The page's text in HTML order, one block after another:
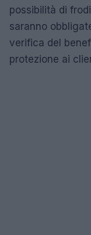
possibilità di
saranno
verifica del
protezione ai